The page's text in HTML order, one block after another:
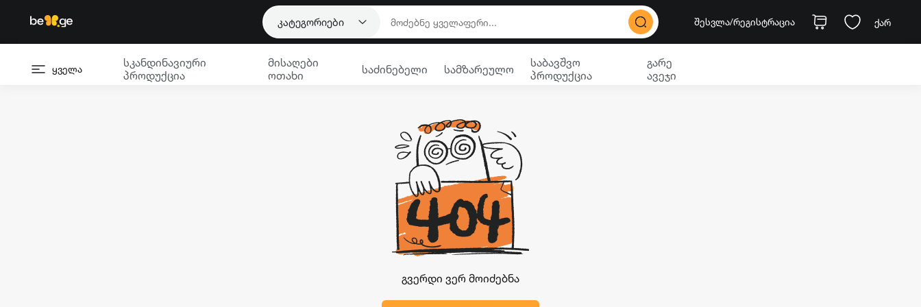
კატეგორიები შესვლა/რეგისტრაცია ქარ
ყველა
სკანდინავიური
პროდუქცია
მისაღები
ოთახი
საძინებელი სამზარეულო
საბავშვო
პროდუქცია
გარე
ავეჯი
გვერდი ვერ მოიძებნა